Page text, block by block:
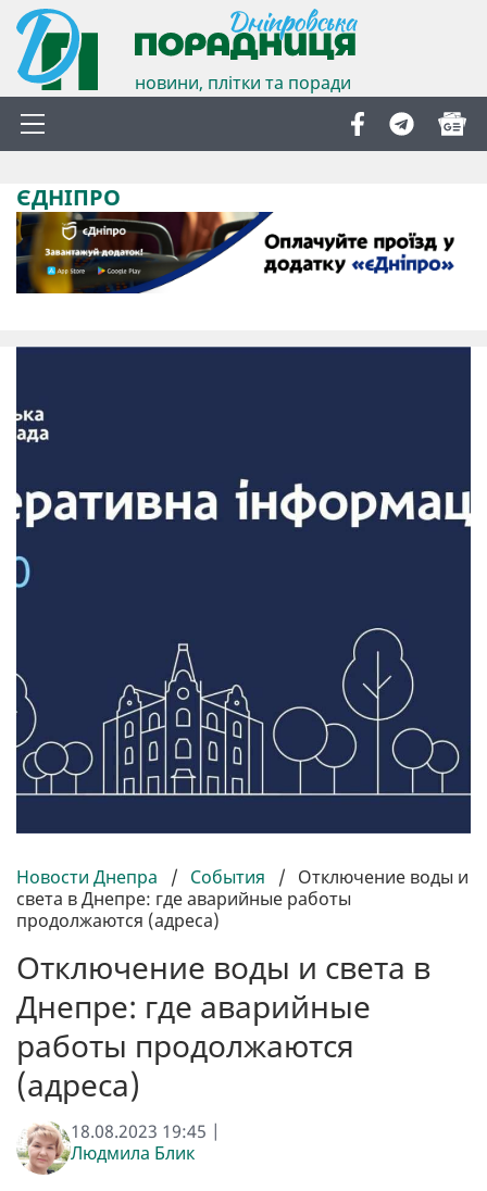
новини, плітки та поради
ЄДНІПРО
Новости Днепра / События / Отключение воды и
света в Днепре: где аварийные работы
продолжаются (адреса)
Отключение воды и света в
Днепре: где аварийные
работы продолжаются
(адреса)
18.08.2023 19:45 |
Людмила Блик